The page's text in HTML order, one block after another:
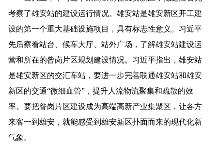
考察了雄安站的建设运行情况。雄安站是雄安新区开工建
设的第一个重大基础设施项目，具有标志性意义。习近平
先后察看站台、候车大厅、站外广场，了解雄安站建设运
营和所在的昝岗片区规划建设情况。习近平指出，雄安站
是雄安新区的交汇车站，要进一步完善联通雄安站和雄安
新区的交通“微细血管”，提升人流物流聚集和疏散的效
率。要把昝岗片区建设成为高端高新产业集聚区，让各方
来客一到雄安，就能感受到雄安新区扑面而来的现代化新
气象。